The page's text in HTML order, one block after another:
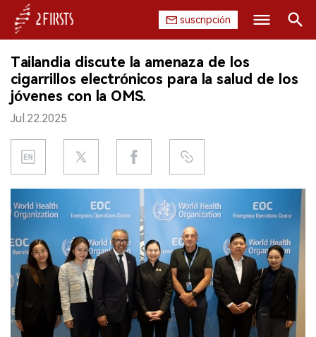
suscripción
INICIO
EMPRESA
PRODUCTO
REGULACIÓN
CHINA
DATOS
EXPOSICIÓN
ENTREVISTA
Tailandia discute la amenaza de los
cigarrillos electrónicos para la salud de los
jóvenes con la OMS.
Jul.22.2025